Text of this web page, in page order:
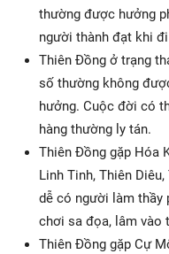
thường được hưởng
người thành đạt khi
Thiên Đồng ở trạng
số thường không
hưởng. Cuộc đời có
hàng thường ly tán.
Thiên Đồng gặp Hóa
Linh Tinh, Thiên
dễ có người làm thầy
chơi sa đọa, lâm vào
Thiên Đồng gặp Cự